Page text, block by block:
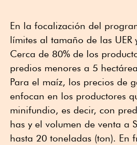
En la focalización del
límites al tamaño de las UER
Cerca de 80% de los
predios menores a 5
Para el maíz, los precios de
enfocan en los productores
minifundio, es decir, con
has y el volumen de venta a
hasta 20 toneladas (ton). En